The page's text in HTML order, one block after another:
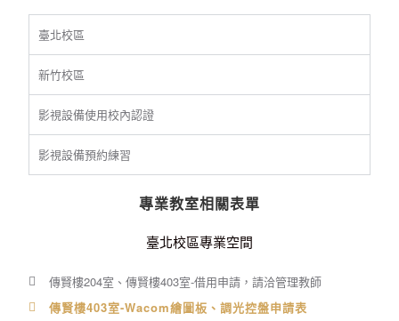
臺北校區
新竹校區
影視設備使用校內認證
影視設備預約練習
專業教室相關表單
臺北校區專業空間
傳賢樓204室、傳賢樓403室-借用申請，請洽管理教師
傳賢樓403室-Wacom繪圖板、調光控盤申請表